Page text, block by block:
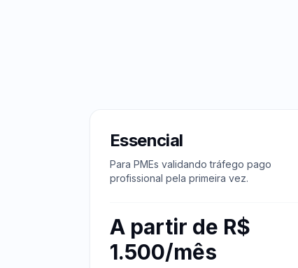
Essencial
Para PMEs validando tráfego pago
profissional pela primeira vez.
A partir de R$
1.500/mês